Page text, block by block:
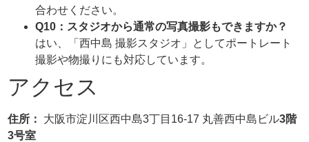
合わせください。
Q10：スタジオから通常の写真撮影もできますか？
はい、「西中島 撮影スタジオ」としてポートレート
撮影や物撮りにも対応しています。
アクセス
住所： 大阪市淀川区西中島3丁目16-17 丸善西中島ビル3階
3号室